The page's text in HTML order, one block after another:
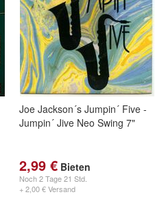
Joe Jackson´s Jumpin´ Five -
Jumpin´ Jive Neo Swing 7"
2,99 € Bieten
Noch2 Tage 21 Std.
+ 2,00 € Versand